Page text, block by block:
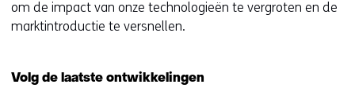
om de impact van onze technologieën te vergroten en de
marktintroductie te versnellen.
Volg de laatste ontwikkelingen